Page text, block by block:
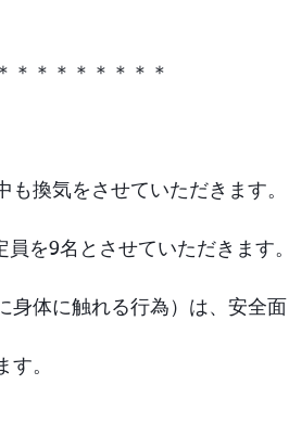
＊＊＊＊＊＊＊＊
も換気をさせていただきます
員を9名とさせていただきます
⾝体に触れる⾏為）は、安全
す。